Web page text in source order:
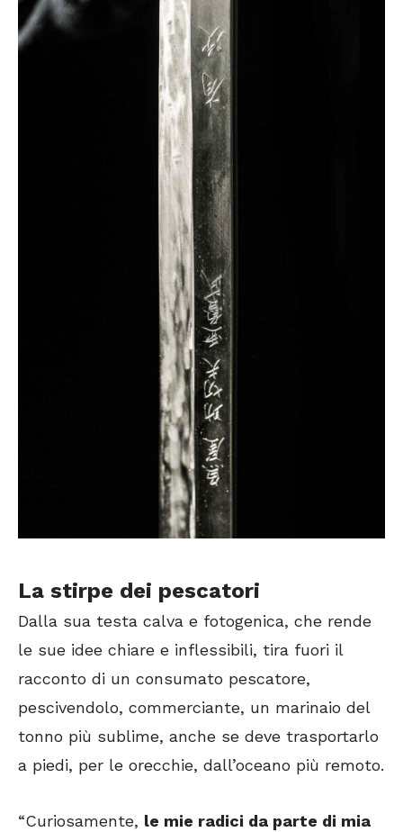
La stirpe dei pescatori
Dalla sua testa calva e fotogenica, che rende
le sue idee chiare e inflessibili, tira fuori il
racconto di un consumato pescatore,
pescivendolo, commerciante, un marinaio del
tonno più sublime, anche se deve trasportarlo
a piedi, per le orecchie, dall’oceano più remoto.
“Curiosamente, le mie radici da parte di mia